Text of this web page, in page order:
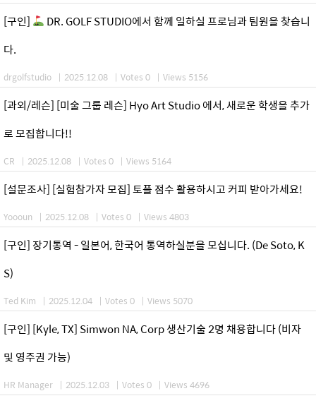
[구인]
DR. GOLF STUDIO에서 함께 일하실 프로님과 팀원을 찾습니
다.
drgolfstudio | 2025.12.08 | Votes 0 | Views 5156
[과외/레슨] [미술 그룹 레슨] Hyo Art Studio 에서, 새로운 학생을 추가
로 모집합니다!!
CR | 2025.12.08 | Votes 0 | Views 5164
[설문조사] [실험참가자 모집] 토플 점수 활용하시고 커피 받아가세요!
Yoooun | 2025.12.08 | Votes 0 | Views 4803
[구인] 장기통역 - 일본어, 한국어 통역하실분을 모십니다. (De Soto, K
S)
Ted Kim | 2025.12.04 | Votes 0 | Views 5070
[구인] [Kyle, TX] Simwon NA, Corp 생산기술 2명 채용합니다 (비자
및 영주권 가능)
HR Manager | 2025.12.03 | Votes 0 | Views 4696